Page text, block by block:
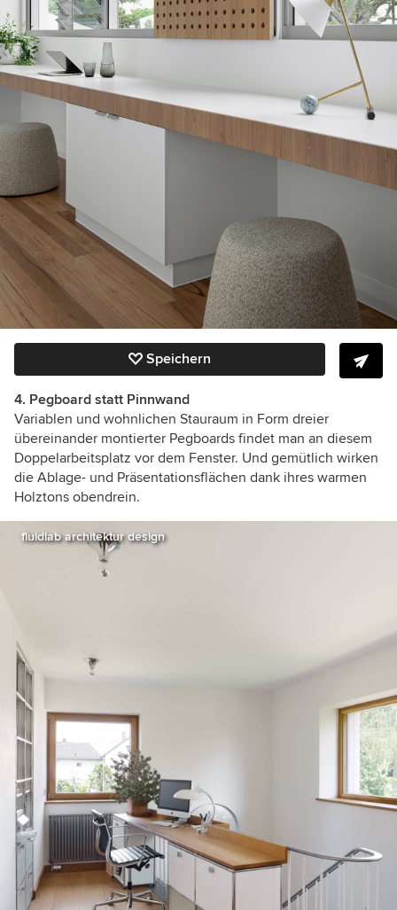
Speichern
4. Pegboard statt Pinnwand
Variablen und wohnlichen Stauraum in Form dreier
übereinander montierter Pegboards findet man an diesem
Doppelarbeitsplatz vor dem Fenster. Und gemütlich wirken
die Ablage- und Präsentationsflächen dank ihres warmen
Holztons obendrein.
fluidlab architektur design